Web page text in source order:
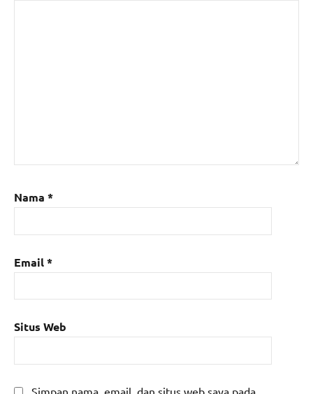
Nama *
Email*
Situs Web
Simpan nama, email, dan situs web saya pada